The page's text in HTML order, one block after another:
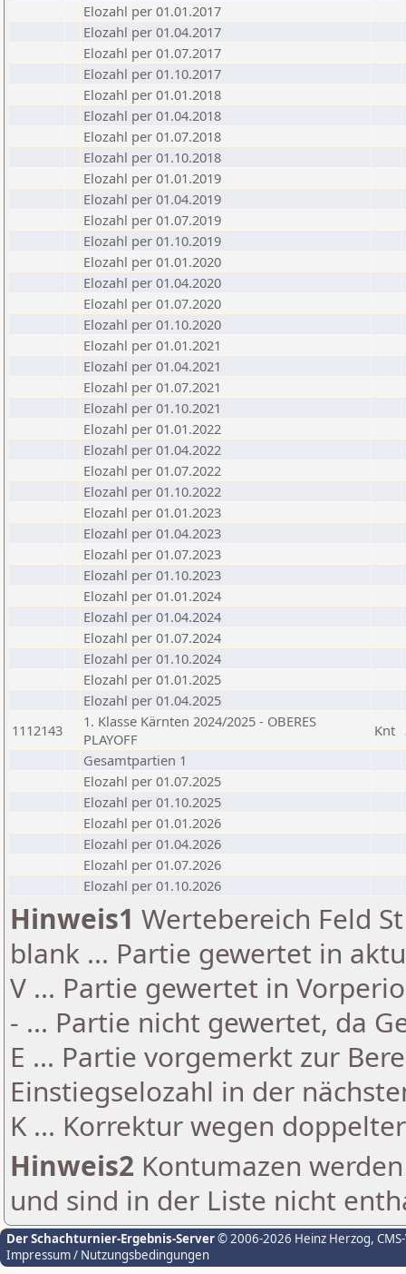
Elozahl per 01.01.2017
Elozahl per 01.04.2017
Elozahl per 01.07.2017
Elozahl per 01.10.2017
Elozahl per 01.01.2018
Elozahl per 01.04.2018
Elozahl per 01.07.2018
Elozahl per 01.10.2018
Elozahl per 01.01.2019
Elozahl per 01.04.2019
Elozahl per 01.07.2019
Elozahl per 01.10.2019
Elozahl per 01.01.2020
Elozahl per 01.04.2020
Elozahl per 01.07.2020
Elozahl per 01.10.2020
Elozahl per 01.01.2021
Elozahl per 01.04.2021
Elozahl per 01.07.2021
Elozahl per 01.10.2021
Elozahl per 01.01.2022
Elozahl per 01.04.2022
Elozahl per 01.07.2022
Elozahl per 01.10.2022
Elozahl per 01.01.2023
Elozahl per 01.04.2023
Elozahl per 01.07.2023
Elozahl per 01.10.2023
Elozahl per 01.01.2024
Elozahl per 01.04.2024
Elozahl per 01.07.2024
Elozahl per 01.10.2024
Elozahl per 01.01.2025
Elozahl per 01.04.2025
1112143
1. Klasse Kärnten 2024/2025 - OBERES
PLAYOFF
Knt
Gesamtpartien 1
Elozahl per 01.07.2025
Elozahl per 01.10.2025
Elozahl per 01.01.2026
Elozahl per 01.04.2026
Elozahl per 01.07.2026
Elozahl per 01.10.2026
Hinweis1 Wertebereich Feld
blank ... Partie gewertet in
V ... Partie gewertet in
- ... Partie nicht gewertet, da
E ... Partie vorgemerkt zur
Einstiegselozahl in der
K ... Korrektur wegen
Hinweis2 Kontumazen
und sind in der Liste nicht
Der Schachturnier-Ergebnis-Server© 2006-2026 Heinz Herzog,
Impressum / Nutzungsbedingungen